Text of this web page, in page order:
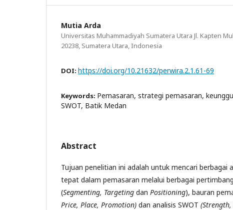
Mutia Arda
Universitas Muhammadiyah Sumatera Utara Jl. Kapten
20238, Sumatera Utara, Indonesia
DOI: https://doi.org/10.21632/perwira.2.1.61-69
Keywords: Pemasaran, strategi pemasaran,
SWOT, Batik Medan
Abstract
Tujuan penelitian ini adalah untuk mencari berbagai
tepat dalam pemasaran melalui berbagai
(Segmenting, Targeting dan Positioning), bauran
Price, Place, Promotion) dan analisis SWOT